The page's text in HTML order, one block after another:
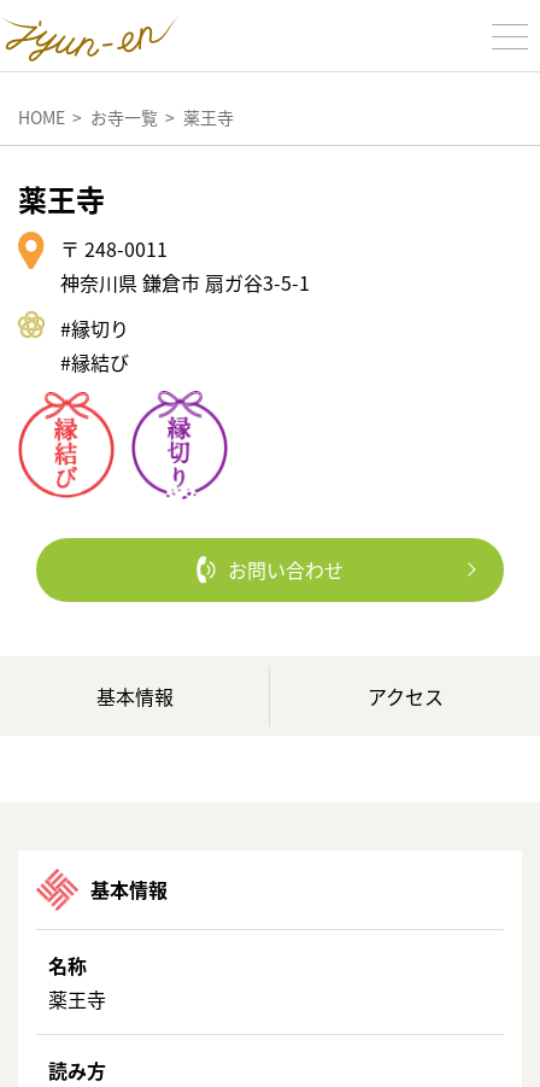
HOME お寺一覧 薬王寺
薬王寺
〒 248-0011
神奈川県 鎌倉市 扇ガ谷3-5-1
#縁切り
#縁結び
お問い合わせ
基本情報 アクセス
基本情報
名称
薬王寺
読み方